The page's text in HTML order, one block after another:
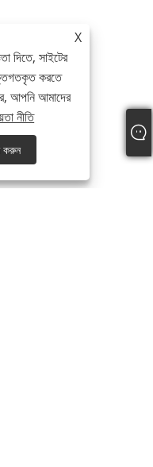
X
দিতে, সাইটের
করতে
আপনি আমাদের
নীতি
করুন